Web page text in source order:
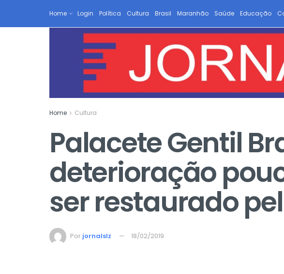
Home Login Política Cultura Brasil Maranhão Saúde Educação
Home Cultura
Palacete Gentil
deterioração
ser restaurado
Por jornalslz 18/02/2019